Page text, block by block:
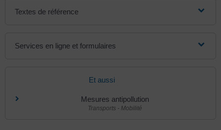
Textes de référence
Services en ligne et formulaires
Et aussi
Mesures antipollution
Transports - Mobilité